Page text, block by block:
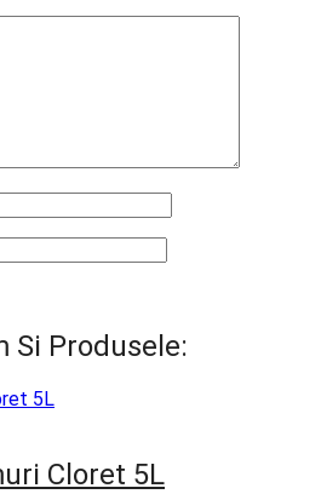
Si Produsele:
Cloret 5L